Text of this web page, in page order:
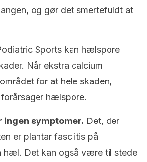
og gør det smertefuldt at
Sports kan hælspore
Når ekstra calcium
for at hele skaden,
hælspore.
ingen symptomer. Det, der
er plantar fasciitis på
hæl. Det kan også være til stede